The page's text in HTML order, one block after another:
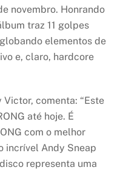
novembro. Honrando
traz 11 golpes
elementos de
e, claro, hardcore
Victor, comenta: “Este
até hoje. É
com o melhor
incrível Andy Sneap
representa uma